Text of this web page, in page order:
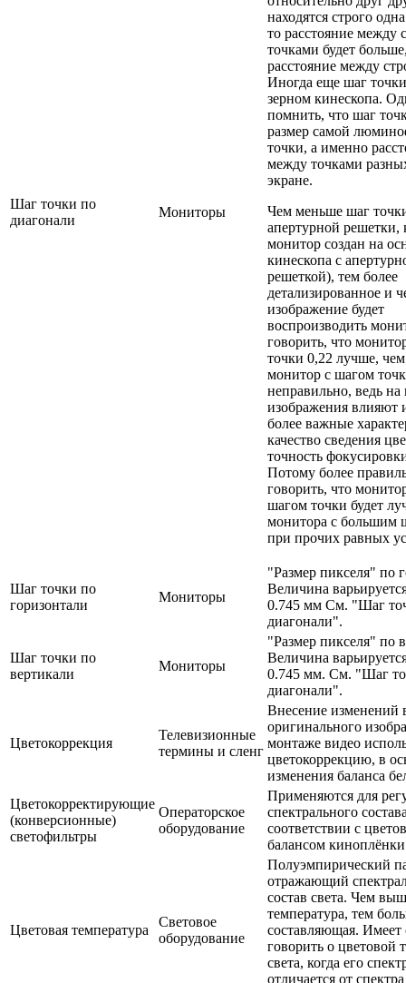
Шаг точки по
диагонали
Мониторы
находятся строго
то расстояние между
точками будет
расстояние между
Иногда еще шаг
зерном кинескопа.
помнить, что шаг
размер самой
точки, а именно
между точками
экране.
Чем меньше шаг
апертурной решетки,
монитор создан на
кинескопа с
решеткой), тем более
детализированное и
изображение будет
воспроизводить
говорить, что
точки 0,22 лучше,
монитор с шагом
неправильно, ведь на
изображения влияют
более важные
качество сведения
точность
Потому более
говорить, что
шагом точки будет
монитора с большим
при прочих равных
Шаг точки по
горизонтали
Мониторы
"Размер пикселя" по
Величина
0.745 мм См. "Шаг
диагонали".
Шаг точки по
вертикали
Мониторы
"Размер пикселя" по
Величина
0.745 мм. См. "Шаг
диагонали".
Цветокоррекция
Телевизионные
термины и сленг
Внесение изменений
оригинального
монтаже видео
цветокоррекцию, в
изменения баланса
Цветокорректирующие
(конверсионные)
светофильтры
Операторское
оборудование
Применяются для
спектрального
соответствии с
балансом
Цветовая температура
Световое
оборудование
Полуэмпирический
отражающий
состав света. Чем
температура, тем
составляющая. Имеет
говорить о цветовой
света, когда его
отличается от